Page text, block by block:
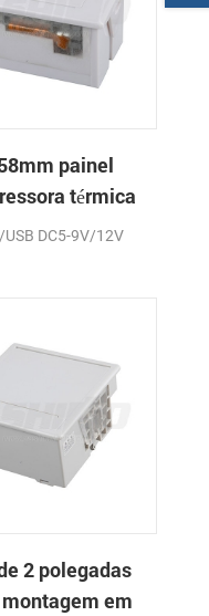
painel
térmica
DC5-9V/12V
2 polegadas
em